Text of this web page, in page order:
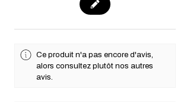
Ce produit n'a pas encore d'avis,
alors consultez plutôt nos autres
avis.